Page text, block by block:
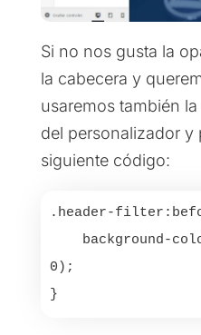
Si no nos gusta la
la cabecera y
usaremos también
del personalizador y
siguiente código:
.header-
0);
}